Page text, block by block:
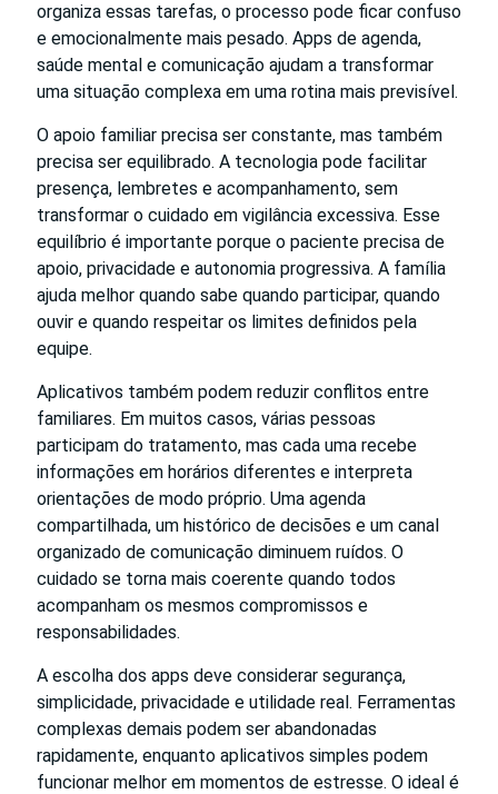
organiza essas tarefas, o processo pode ficar confuso
e emocionalmente mais pesado. Apps de agenda,
saúde mental e comunicação ajudam a transformar
uma situação complexa em uma rotina mais previsível.
O apoio familiar precisa ser constante, mas também
precisa ser equilibrado. A tecnologia pode facilitar
presença, lembretes e acompanhamento, sem
transformar o cuidado em vigilância excessiva. Esse
equilíbrio é importante porque o paciente precisa de
apoio, privacidade e autonomia progressiva. A família
ajuda melhor quando sabe quando participar, quando
ouvir e quando respeitar os limites definidos pela
equipe.
Aplicativos também podem reduzir conflitos entre
familiares. Em muitos casos, várias pessoas
participam do tratamento, mas cada uma recebe
informações em horários diferentes e interpreta
orientações de modo próprio. Uma agenda
compartilhada, um histórico de decisões e um canal
organizado de comunicação diminuem ruídos. O
cuidado se torna mais coerente quando todos
acompanham os mesmos compromissos e
responsabilidades.
A escolha dos apps deve considerar segurança,
simplicidade, privacidade e utilidade real. Ferramentas
complexas demais podem ser abandonadas
rapidamente, enquanto aplicativos simples podem
funcionar melhor em momentos de estresse. O ideal é